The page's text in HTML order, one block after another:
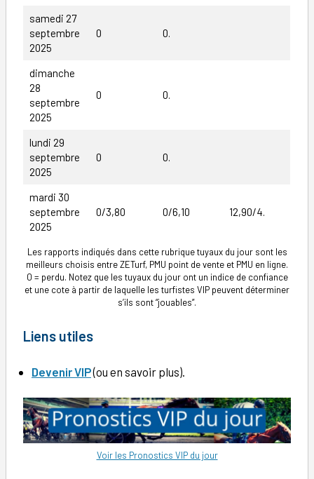
samedi 27
septembre
2025
0 0.
dimanche
28
septembre
2025
0 0.
lundi 29
septembre
2025
0 0.
mardi 30
septembre
2025
0/3,80 0/6,10 12,90/4.
Les rapports indiqués dans cette rubrique tuyaux du jour sont les
meilleurs choisis entre ZETurf, PMU point de vente et PMU en ligne.
0 = perdu. Notez que les tuyaux du jour ont un indice de confiance
et une cote à partir de laquelle les turfistes VIP peuvent déterminer
s’ils sont “jouables”.
Liens utiles
Devenir VIP(ou en savoir plus).
Voir les Pronostics VIP du jour